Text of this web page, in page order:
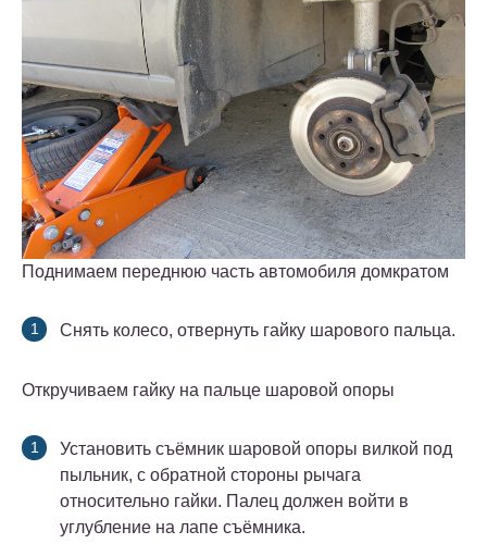
Поднимаем переднюю часть автомобиля домкратом
Снять колесо, отвернуть гайку шарового пальца.
Откручиваем гайку на пальце шаровой опоры
Установить съёмник шаровой опоры вилкой под
пыльник, с обратной стороны рычага
относительно гайки. Палец должен войти в
углубление на лапе съёмника.